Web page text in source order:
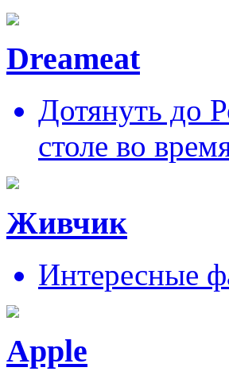
Dreameat
Дотянуть до
столе во
Живчик
Интересные
Apple